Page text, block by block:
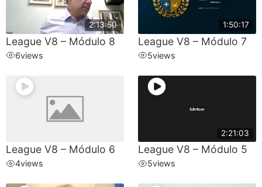
2:13:50
League V8 – Módulo 8
6views
1:50:17
League V8 – Módulo 7
5views
League V8 – Módulo 6
4views
2:21:03
League V8 – Módulo 5
5views